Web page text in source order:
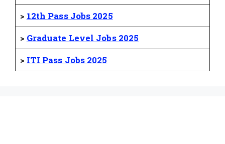
> 12th Pass Jobs 2025
> Graduate Level Jobs 2025
> ITI Pass Jobs 2025